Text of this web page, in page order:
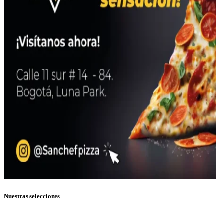
Nuestras selecciones